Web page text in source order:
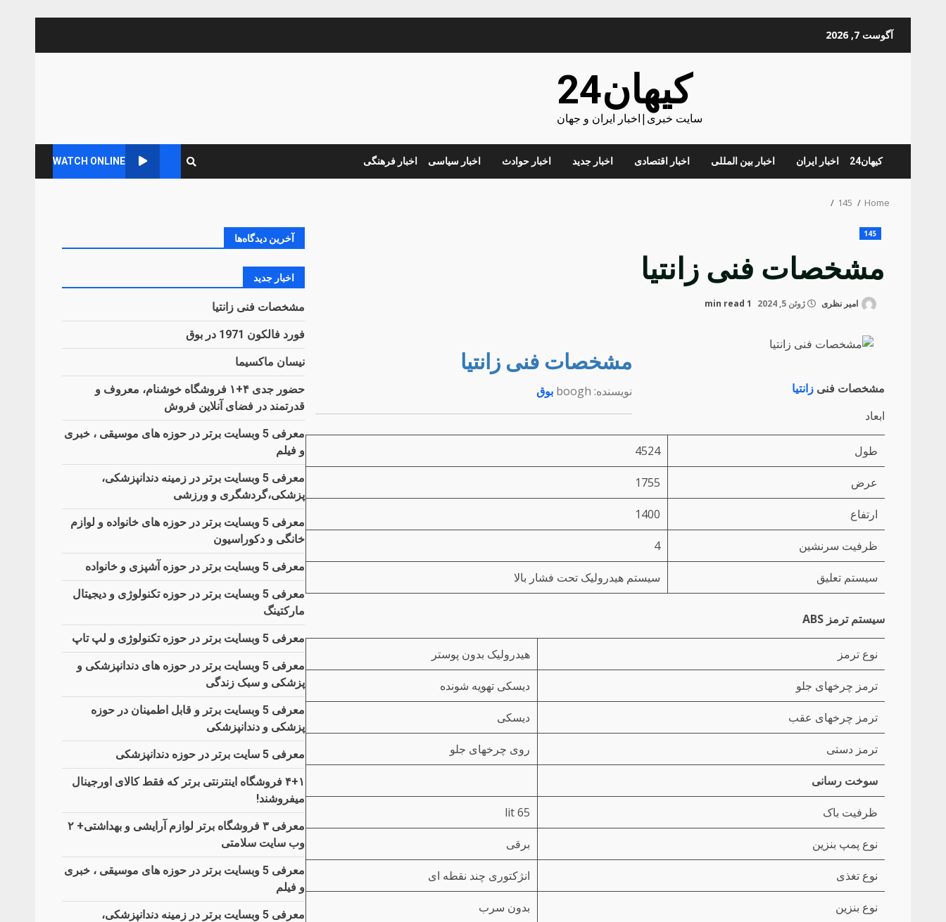
Skip
آگوست 7, 2026
کیهان24
سایت خبری|اخبار ایران و جهان
کیهان24 اخبار ایران اخبار بین المللی اخبار اقتصادی اخبار جدید اخبار حوادث اخبار سیاسی اخبار فرهنگی WATCH ONLINE
Home
145
145
مشخصات فنی زانتیا
امیر نظری ژوئن 5, 2024 1 min read
مشخصات فنی زانتیا
نویسنده: boogh بوق مشخصات فنیزانتیا
ابعاد
طول 4524
عرض 1755
ارتفاع 1400
ظرفيت سرنشين 4
سيستم تعليق سیستم هیدرولیک تحت فشار بالا
سیستم ترمز ABS
نوع ترمز هیدرولیک بدون پوستر
ترمز چرخهای جلو دیسکی تهویه شونده
ترمز چرخهای عقب دیسکی
ترمز دستی روی چرخهای جلو
سوخت رسانی
ظرفیت باک 65 lit
نوع پمپ بنزین برقی
نوع تغذی انژکتوری چند نقطه ای
نوع بنزین بدون سرب
آخرین دیدگاه‌ها
اخبار جدید
مشخصات فنی زانتیا
فورد فالکون 1971 در بوق
نیسان ماکسیما
حضور جدی ۴+۱ فروشگاه خوشنام، معروف و
قدرتمند در فضای آنلاین فروش
معرفی 5 وبسایت برتر در حوزه های موسیقی ، خبری
و فیلم
معرفی 5 وبسایت برتر در زمینه دندانپزشکی،
پزشکی،گردشگری و ورزشی
معرفی 5 وبسایت برتر در حوزه های خانواده و لوازم
خانگی و دکوراسیون
معرفی 5 وبسایت برتر در حوزه آشپزی و خانواده
معرفی 5 وبسایت برتر در حوزه تکنولوژی و دیجیتال
مارکتینگ
معرفی 5 وبسایت برتر در حوزه تکنولوژی و لپ تاپ
معرفی 5 وبسایت برتر در حوزه های دندانپزشکی و
پزشکی و سبک زندگی
معرفی 5 وبسایت برتر و قابل اطمینان در حوزه
پزشکی و دندانپزشکی
معرفی 5 سایت برتر در حوزه دندانپزشکی
۴+۱ فروشگاه اینترنتی برتر که فقط کالای اورجینال
میفروشند!
معرفی ۳ فروشگاه برتر لوازم آرایشی و بهداشتی+ ۲
وب سایت سلامتی
معرفی 5 وبسایت برتر در حوزه های موسیقی ، خبری
و فیلم
معرفی 5 وبسایت برتر در زمینه دندانپزشکی،